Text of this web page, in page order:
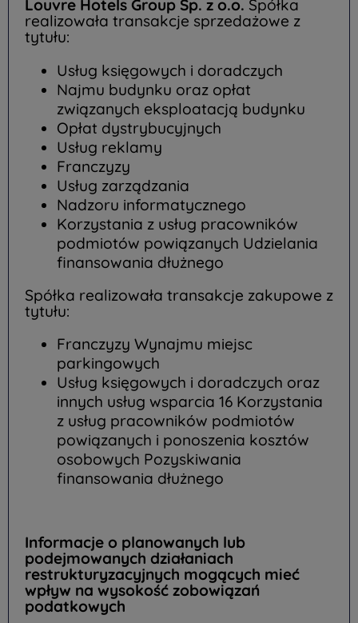
Louvre Hotels Group Sp. z o.o. Spółka
realizowała transakcje sprzedażowe z
tytułu:
Usług księgowych i doradczych
Najmu budynku oraz opłat
związanych eksploatacją budynku
Opłat dystrybucyjnych
Usług reklamy
Franczyzy
Usług zarządzania
Nadzoru informatycznego
Korzystania z usług pracowników
podmiotów powiązanych Udzielania
finansowania dłużnego
Spółka realizowała transakcje zakupowe z
tytułu:
Franczyzy Wynajmu miejsc
parkingowych
Usług księgowych i doradczych oraz
innych usług wsparcia 16 Korzystania
z usług pracowników podmiotów
powiązanych i ponoszenia kosztów
osobowych Pozyskiwania
finansowania dłużnego
Informacje o planowanych lub
podejmowanych działaniach
restrukturyzacyjnych mogących mieć
wpływ na wysokość zobowiązań
podatkowych